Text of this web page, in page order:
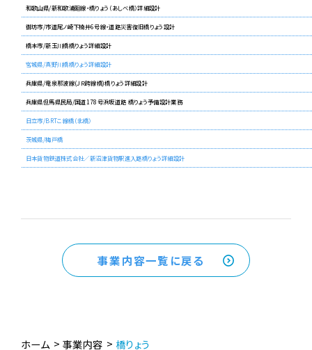
和歌山県/新和歌浦廻線・橋りょう（あしべ橋）詳細設計
御坊市/市道尾ノ崎下楠井6号線・道路災害復旧橋りょう設計
橋本市/新玉川橋橋りょう詳細設計
宮城県/真野川橋橋りょう詳細設計
兵庫県/竜泉那波線(ＪＲ跨線橋)橋りょう詳細設計
兵庫県但馬県民局/国道178号浜坂道路 橋りょう予備設計業務
日立市/BRTこ線橋（北橋）
茨城県/梅戸橋
日本貨物鉄道株式会社／新沼津貨物駅進入路橋りょう詳細設計
事業内容一覧に戻る
ホーム 事業内容 橋りょう